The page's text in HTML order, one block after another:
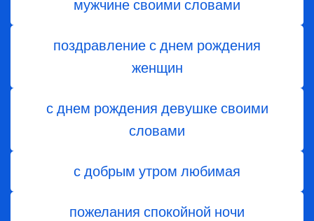
мужчине своими словами
поздравление с днем рождения
женщин
с днем рождения девушке своими
словами
с добрым утром любимая
пожелания спокойной ночи